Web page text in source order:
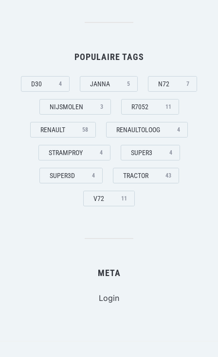
POPULAIRE TAGS
D30 4 JANNA 5 N72 7
NIJSMOLEN 3 R7052 11
RENAULT 58 RENAULTOLOOG 4
STRAMPROY 4 SUPER3 4
SUPER3D 4 TRACTOR 43
V72 11
META
Login